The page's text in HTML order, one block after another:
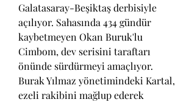
Galatasaray-Beşiktaş derbisiyle
açılıyor. Sahasında 434 gündür
kaybetmeyen Okan Buruk'lu
Cimbom, dev serisini taraftarı
önünde sürdürmeyi amaçlıyor.
Burak Yılmaz yönetimindeki Kartal,
ezeli rakibini mağlup ederek